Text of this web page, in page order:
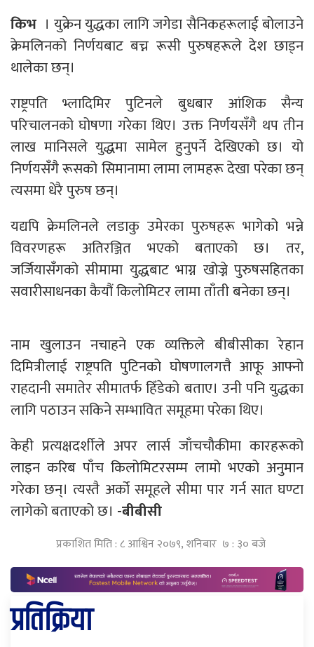
किभ । युक्रेन युद्धका लागि जगेडा सैनिकहरूलाई बोलाउने
क्रेमलिनको निर्णयबाट बच्न रूसी पुरुषहरूले देश छाड्न
थालेका छन्।
राष्ट्रपति भ्लादिमिर पुटिनले बुधबार आंशिक सैन्य
परिचालनको घोषणा गरेका थिए। उक्त निर्णयसँगै थप तीन
लाख मानिसले युद्धमा सामेल हुनुपर्ने देखिएको छ। यो
निर्णयसँगै रूसको सिमानामा लामा लामहरू देखा परेका छन्
त्यसमा धेरै पुरुष छन्।
यद्यपि क्रेमलिनले लडाकु उमेरका पुरुषहरू भागेको भन्ने
विवरणहरू अतिरञ्जित भएको बताएको छ। तर,
जर्जियासँगको सीमामा युद्धबाट भाग्न खोज्ने पुरुषसहितका
सवारीसाधनका कैयौं किलोमिटर लामा ताँती बनेका छन्।
नाम खुलाउन नचाहने एक व्यक्तिले बीबीसीका रेहान
दिमित्रीलाई राष्ट्रपति पुटिनको घोषणालगत्तै आफू आफ्नो
राहदानी समातेर सीमातर्फ हिँडेको बताए। उनी पनि युद्धका
लागि पठाउन सकिने सम्भावित समूहमा परेका थिए।
केही प्रत्यक्षदर्शीले अपर लार्स जाँचचौकीमा कारहरूको
लाइन करिब पाँच किलोमिटरसम्म लामो भएको अनुमान
गरेका छन्। त्यस्तै अर्को समूहले सीमा पार गर्न सात घण्टा
लागेको बताएको छ। -बीबीसी
प्रकाशित मिति : ८ आश्विन २०७९, शनिबार ७ : ३० बजे
प्रतिक्रिया